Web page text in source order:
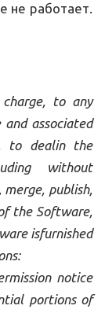
не работает.
to any
associated
to dealin the
without
publish,
the Software,
isfurnished
notice
portions of